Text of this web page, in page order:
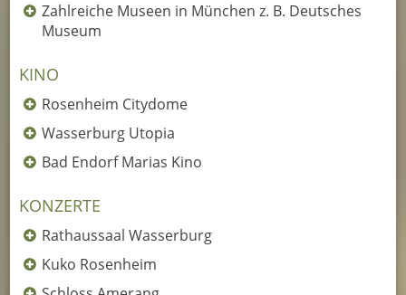
Zahlreiche Museen in München z. B. Deutsches
Museum
KINO
Rosenheim Citydome
Wasserburg Utopia
Bad Endorf Marias Kino
KONZERTE
Rathaussaal Wasserburg
Kuko Rosenheim